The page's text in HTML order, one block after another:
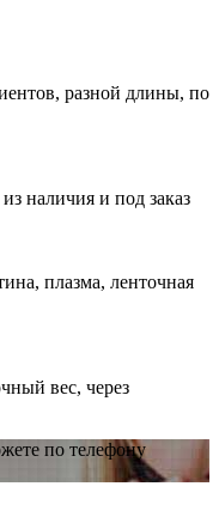
разной длины, по
наличия и под заказ
плазма, ленточная
вес, через
по телефону